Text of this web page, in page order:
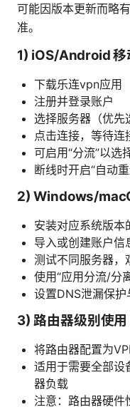
可能因版本更新而略
准。
1) iOS/Android 移
下载乐连vpn应用
注册并登录账户
选择服务器（优先
点击连接，等待连
可启用“分流”以选
断线时开启“自动
2) Windows/
安装对应系统版本
导入或创建账户信
测试不同服务器，
使用“应用分流/分
设置DNS泄漏保护
3) 路由器级别使用
将路由器配置为
适用于需要全部设
器负载
注意：路由器硬件